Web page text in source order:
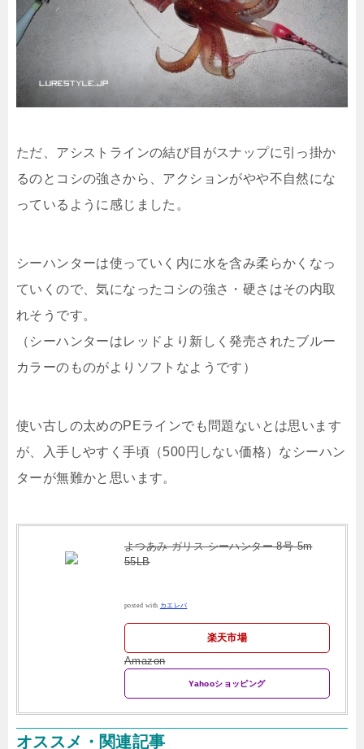
ただ、アシストラインの結び目がスナップに引っ掛か
るのとコシの強さから、アクションがやや不自然にな
っているように感じました。
シーハンターは使っていく内に水を含み柔らかくなっ
ていくので、気になったコシの強さ・硬さはその内取
れそうです。
（シーハンターはレッドより新しく発売されたブルー
カラーのものがよりソフトなようです）
使い古しの太めのPEラインでも問題ないとは思います
が、入手しやすく手頃（500円しない価格）なシーハン
ターが無難かと思います。
よつあみ ガリス シーハンター 8号 5m
55LB
posted with カエレバ
楽天市場
Amazon
Yahooショッピング
オススメ・関連記事